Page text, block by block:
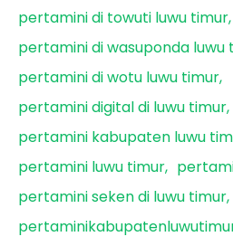
pertamini di towuti luwu timur
pertamini di wasuponda luwu
pertamini di wotu luwu timur
pertamini digital di luwu timur
pertamini kabupaten luwu
pertamini luwu timur
pertamini seken di luwu timur